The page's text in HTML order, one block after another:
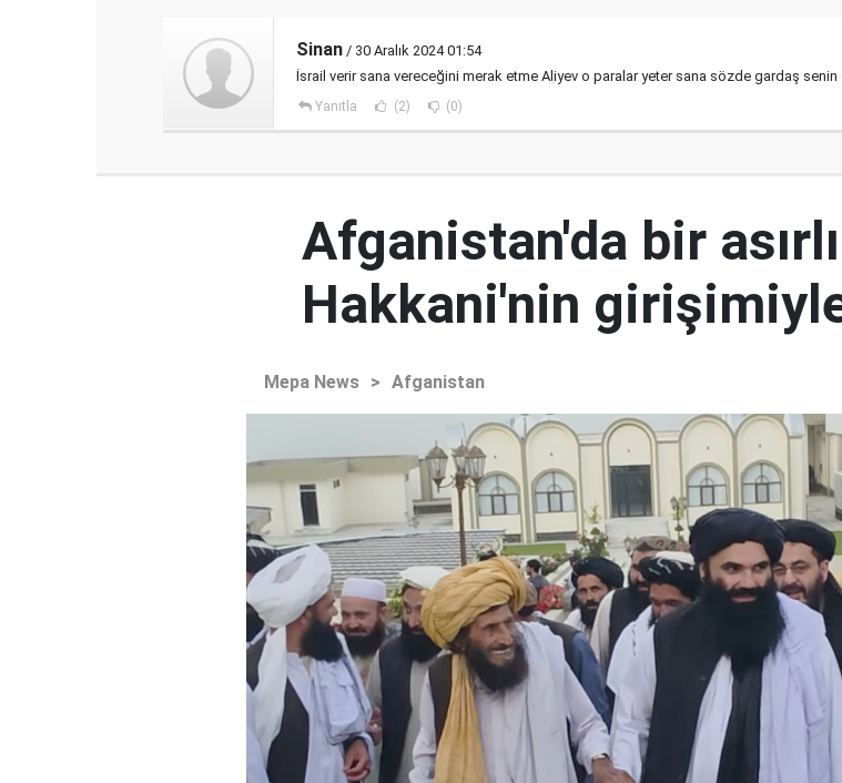
Sinan / 30 Aralık 2024 01:54
İsrail verir sana vereceğini merak etme Aliyev o paralar yeter sana sözde gardaş
Yanıtla (2) (0)
Afganistan'da bir
Hakkani'nin
Mepa News > Afganistan